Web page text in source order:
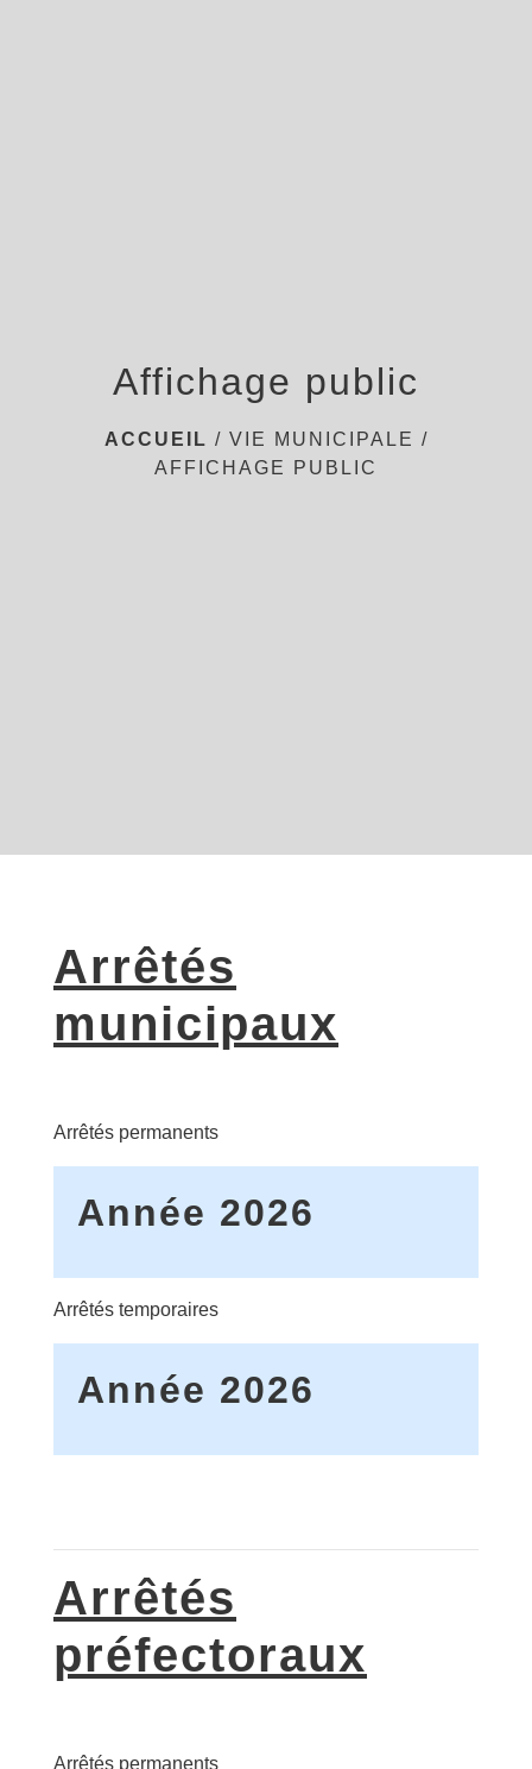
Affichage public
ACCUEIL / VIE MUNICIPALE /
AFFICHAGE PUBLIC
Arrêtés
municipaux
Arrêtés permanents
Année 2026
Arrêtés temporaires
Année 2026
Arrêtés
préfectoraux
Arrêtés permanents